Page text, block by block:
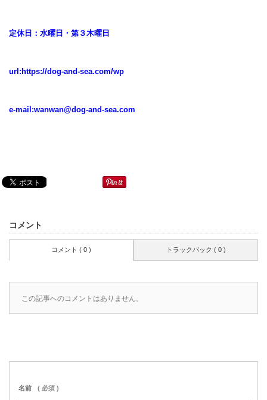
定休日：水曜日・第３木曜日
url: https://dog-and-sea.com/wp
e-mail:wanwan@dog-and-sea.com
コメント
コメント ( 0 ) トラックバック ( 0 )
この記事へのコメントはありません。
名前 ( 必須 )